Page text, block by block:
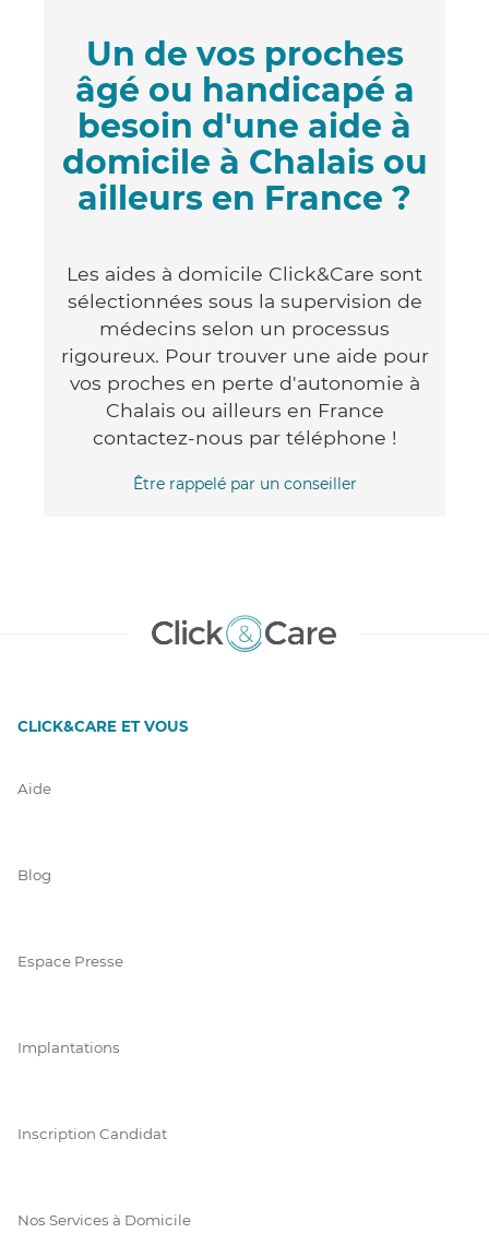
Un de vos proches
âgé ou handicapé a
besoin d'une aide à
domicile à Chalais ou
ailleurs en France ?
Les aides à domicile Click&Care sont
sélectionnées sous la supervision de
médecins selon un processus
rigoureux. Pour trouver une aide pour
vos proches en perte d'autonomie à
Chalais ou ailleurs en France
contactez-nous par téléphone !
Être rappelé par un conseiller
CLICK&CARE ET VOUS
Aide
Blog
Espace Presse
Implantations
Inscription Candidat
Nos Services à Domicile